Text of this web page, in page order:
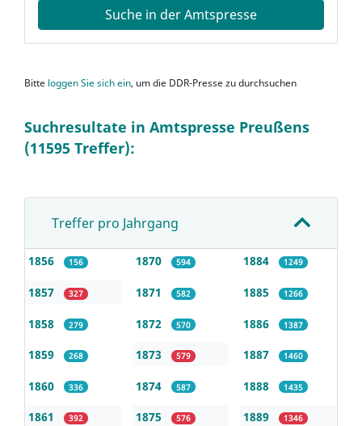
Suche in der Amtspresse
Bitte loggen Sie sich ein, um die DDR-Presse zu durchsuchen
Suchresultate in Amtspresse Preußens
(11595 Treffer):
Treffer pro Jahrgang
1856 156
1857 327
1858 279
1859 268
1860 336
1861 392
1870 594
1871 582
1872 570
1873 579
1874 587
1875 576
1884 1249
1885 1266
1886 1387
1887 1460
1888 1435
1889 1346